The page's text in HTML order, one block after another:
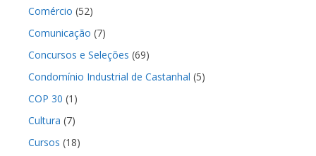
Comércio (52)
Comunicação (7)
Concursos e Seleções (69)
Condomínio Industrial de Castanhal (5)
COP 30 (1)
Cultura (7)
Cursos (18)